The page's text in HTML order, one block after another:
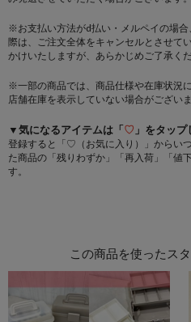
※お支払い方法がd払い・メルペイの場
際は、ご注文全体をキャンセルとさせて
かけいたしますが、あらかじめご了承くだ
※一部の商品では、商品仕様や在庫状況
店舗在庫を表示していない場合がござい
▼気になるアイテムは「♡ 」をタップ
登録すると「♡（お気に入り）」からい
た商品の「残りわずか」「再入荷」「値
す。
この商品を使ったス